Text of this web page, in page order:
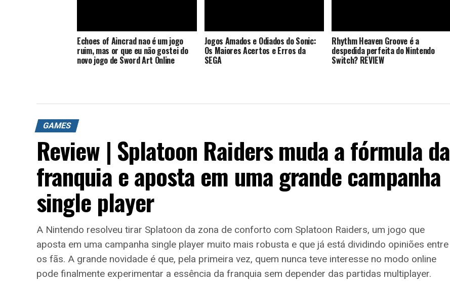
Echoes of Aincrad nao é um jogo
ruim, mas or que eu não gostei do
novo jogo de Sword Art Online
Jogos Amados e Odiados do Sonic:
Os Maiores Acertos e Erros da
SEGA
Rhythm Heaven Groove é a
despedida perfeita do Nintendo
Switch? REVIEW
GAMES
Review | Splatoon Raiders muda a fórmula da
franquia e aposta em uma grande campanha
single player
A Nintendo resolveu tirar Splatoon da zona de conforto com Splatoon Raiders, um jogo que
aposta em uma campanha single player muito mais robusta e que já está dividindo opiniões entre
os fãs. A grande novidade é que, pela primeira vez, quem nunca teve interesse no modo online
pode finalmente experimentar a essência da franquia sem depender das partidas multiplayer.